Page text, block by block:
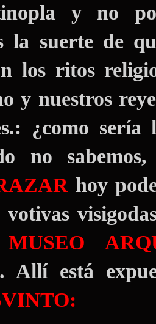
y no
la suerte de
los ritos
y nuestros
¿como sería
no
hoy
votivas
MUSEO
Allí está